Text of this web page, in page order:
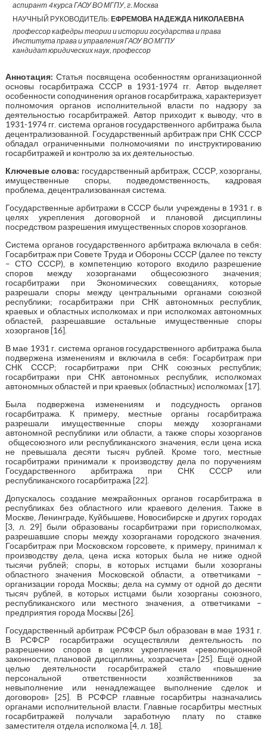
аспирант 4 курса ГАОУ ВО МГПУ, г. Москва
НАУЧНЫЙ РУКОВОДИТЕЛЬ:ЕФРЕМОВА НАДЕЖДА НИКОЛАЕВНА
профессор кафедры теории и истории государства и права
Института права и управления ГАОУ ВО МГПУ
кандидат юридических наук, профессор
Аннотация: Статья посвящена особенностям организационной
основы госарбитража СССР в 1931-1974 гг. Автор выделяет
особенности соподчинения органов госарбитража, характеризует
полномочия органов исполнительной власти по надзору за
деятельностью госарбитражей. Автор приходит к выводу, что в
1931-1974 гг. система органов государственного арбитража была
децентрализованной. Государственный арбитраж при СНК СССР
обладал ограниченными полномочиями по инструктированию
госарбитражей и контролю за их деятельностью.
Ключевые слова: государственный арбитраж, СССР, хозорганы,
имущественные споры, подведомственность, кадровая
проблема, децентрализованная система.
Государственные арбитражи в СССР были учреждены в 1931 г. в
целях укрепления договорной и плановой дисциплины
посредством разрешения имущественных споров хозорганов.
Система органов государственного арбитража включала в себя:
Госарбитраж при Совете Труда и Обороны СССР (далее по тексту
– СТО СССР), в компетенцию которого входило разрешение
споров между хозорганами общесоюзного значения;
госарбитражи при Экономических совещаниях, которые
разрешали споры между центральными органами союзной
республики; госарбитражи при СНК автономных республик,
краевых и областных исполкомах и при исполкомах автономных
областей, разрешавшие остальные имущественные споры
хозорганов [16].
В мае 1931 г. система органов государственного арбитража была
подвержена изменениям и включила в себя: Госарбитраж при
СНК СССР; госарбитражи при СНК союзных республик;
госарбитражи при СНК автономных республик, исполкомах
автономных областей и при краевых (областных) исполкомах [17].
Была подвержена изменениям и подсудность органов
госарбитража. К примеру, местные органы госарбитража
разрешали имущественные споры между хозорганами
автономной республики или области, а также споры хозорганов
общесоюзного или республиканского значения, если цена иска
не превышала десяти тысяч рублей. Кроме того, местные
госарбитражи принимали к производству дела по поручениям
Государственного арбитража при СНК СССР или
республиканского госарбитража [22].
Допускалось создание межрайонных органов госарбитража в
республиках без областного или краевого деления. Также в
Москве, Ленинграде, Куйбышеве, Новосибирске и других городах
[3, л. 29] были образованы госарбитражи при горисполкомах,
разрешавшие споры между хозорганами городского значения.
Госарбитраж при Московском горсовете, к примеру, принимал к
производству дела, цена иска которых была не ниже одной
тысячи рублей; споры, в которых истцами были хозорганы
областного значения Московской области, а ответчиками –
организации города Москвы; дела на сумму от одной до десяти
тысяч рублей, в которых истцами были хозорганы союзного,
республиканского или местного значения, а ответчиками –
предприятия города Москвы [26].
Государственный арбитраж РСФСР был образован в мае 1931 г.
В РСФСР госарбитражи осуществляли деятельность по
разрешению споров в целях укрепления «революционной
законности, плановой дисциплины, хозрасчета» [25]. Ещё одной
целью деятельности госарбитражей стало «повышение
персональной ответственности хозяйственников за
невыполнение или ненадлежащее выполнение сделок и
договоров» [25]. В РСФСР главные госарбитры назначались
органами исполнительной власти. Главные госарбитры местных
госарбитражей получали заработную плату по ставке
заместителя отдела исполкома [4, л. 18].